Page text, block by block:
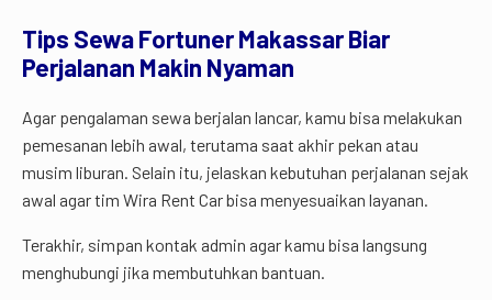
Tips Sewa Fortuner Makassar Biar
Perjalanan Makin Nyaman
Agar pengalaman sewa berjalan lancar, kamu bisa melakukan
pemesanan lebih awal, terutama saat akhir pekan atau
musim liburan. Selain itu, jelaskan kebutuhan perjalanan sejak
awal agar tim Wira Rent Car bisa menyesuaikan layanan.
Terakhir, simpan kontak admin agar kamu bisa langsung
menghubungi jika membutuhkan bantuan.